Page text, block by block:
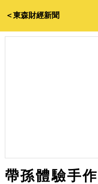
＜東森財經新聞
帶孫體驗手